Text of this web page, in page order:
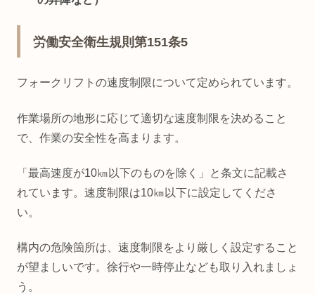
労働安全衛生規則第151条5
フォークリフトの速度制限について定められています。
作業場所の地形に応じて適切な速度制限を決めること
で、作業の安全性を高まります。
「最高速度が10㎞以下のものを除く」と条文に記載さ
れています。速度制限は10㎞以下に設定してくださ
い。
構内の危険箇所は、速度制限をより厳しく設定すること
が望ましいです。徐行や一時停止なども取り入れましょ
う。